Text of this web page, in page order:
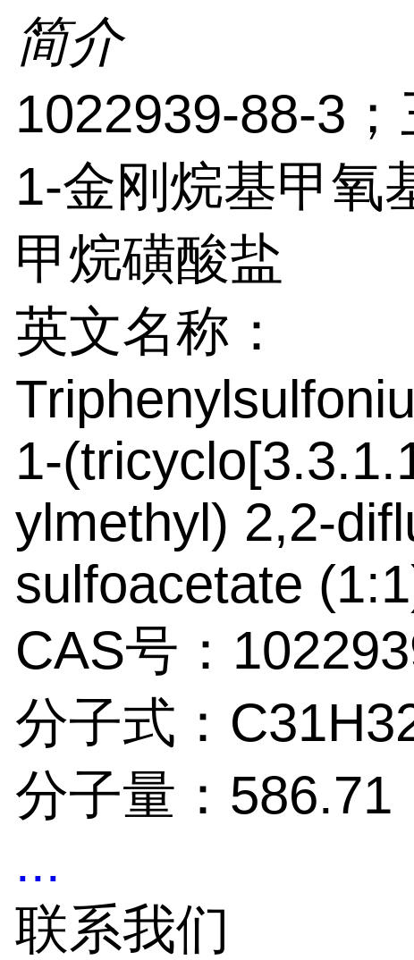
简介
1022939-88-3
1-金刚烷基甲氧
甲烷磺酸盐
英文名称：
1-
ylmethyl) 2,2-
sulfoacetate
CAS号：
分子式：
分子量：586.71
...
联系我们